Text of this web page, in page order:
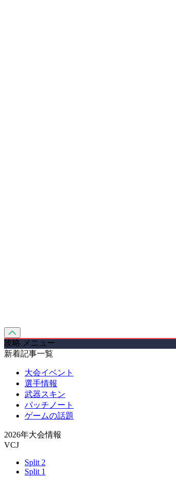
攻略 メニュー
新着記事一覧
大会イベント
選手情報
武器スキン
パッチノート
ゲームの話題
2026年大会情報
VCJ
Split 2
Split 1